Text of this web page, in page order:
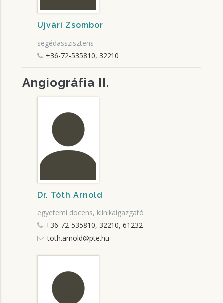
Ujvári Zsombor
segédasszisztens
+36-72-535810, 32210
Angiográfia II.
Dr. Tóth Arnold
egyetemi docens, klinikaigazgató
+36-72-535810, 32210, 61232
toth.arnold@pte.hu